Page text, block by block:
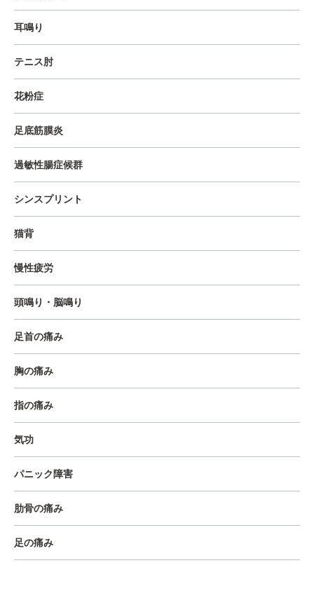
耳鳴り
テニス肘
花粉症
足底筋膜炎
過敏性腸症候群
シンスプリント
猫背
慢性疲労
頭鳴り・脳鳴り
足首の痛み
胸の痛み
指の痛み
気功
パニック障害
肋骨の痛み
足の痛み